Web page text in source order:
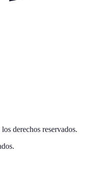
derechos reservados.